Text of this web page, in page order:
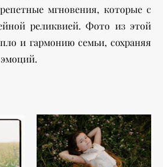
мгновения, которые с
реликвией. Фото из этой
и гармонию семьи, сохраняя